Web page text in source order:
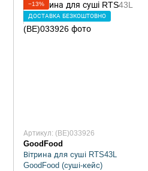
−13%
ДОСТАВКА БЕЗКОШТОВНО
Артикул: (BE)033926
GoodFood
Вітрина для суші RTS43L
GoodFood (суші-кейс)